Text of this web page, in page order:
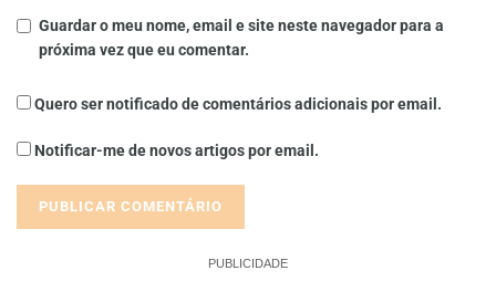
Guardar o meu nome, email e site neste navegador para a
próxima vez que eu comentar.
Quero ser notificado de comentários adicionais por email.
Notificar-me de novos artigos por email.
PUBLICIDADE